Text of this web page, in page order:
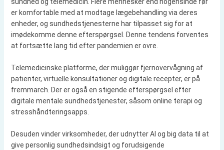
er komfortable med at modtage lægebehandling via deres
enheder, og sundhedstjenesterne har tilpasset sig for at
imødekomme denne efterspørgsel. Denne tendens forventes
at fortsætte lang tid efter pandemien er ovre.
Telemedicinske platforme, der muliggør fjernovervågning af
patienter, virtuelle konsultationer og digitale recepter, er på
fremmarch. Der er også en stigende efterspørgsel efter
digitale mentale sundhedstjenester, såsom online terapi og
stresshåndteringsapps.
Desuden vinder virksomheder, der udnytter AI og big data til at
give personlig sundhedsindsigt og forudsigende